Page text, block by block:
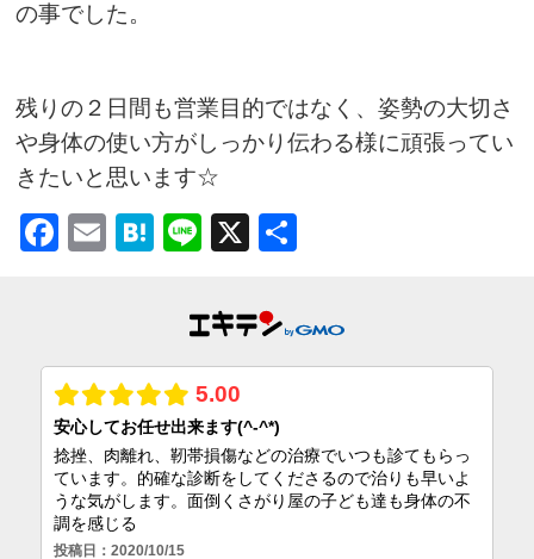
の事でした。
残りの２日間も営業目的ではなく、姿勢の大切さ
や身体の使い方がしっかり伝わる様に頑張ってい
きたいと思います☆
Facebook
EmailHatena
Line
X